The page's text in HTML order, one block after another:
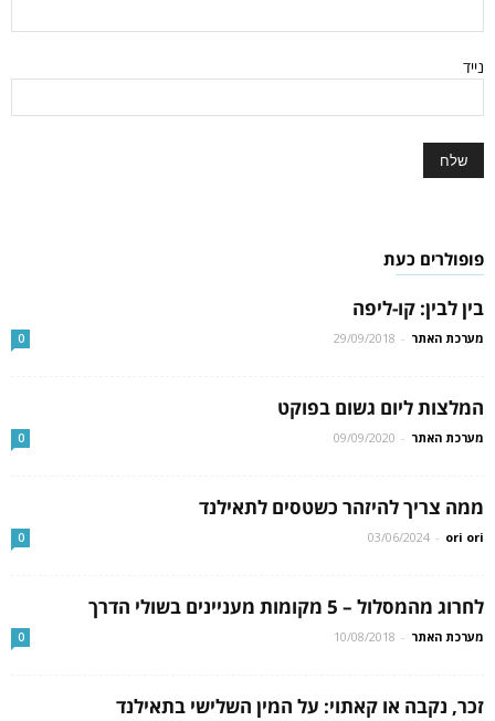
נייד
פופולרים כעת
בין לבין: קו-ליפה
מערכת האתר -
29/09/2018
0
המלצות ליום גשום בפוקט
מערכת האתר -
09/09/2020
0
ממה צריך להיזהר כשטסים לתאילנד
ori ori
-
03/06/2024
0
לחרוג מהמסלול – 5 מקומות מעניינים בשולי הדרך
מערכת האתר -
10/08/2018
0
זכר, נקבה או קאתוי: על המין השלישי בתאילנד